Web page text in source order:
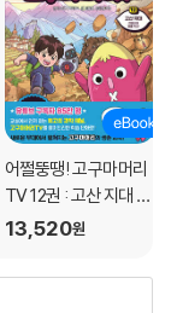
어쩔뚱땡! 고구마머리
TV 12권 : 고산 지대 히
말라야 탈출 작전!
13,520원